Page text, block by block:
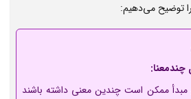
توضیح می‌دهیم:
چندمعنا:
مبدأ ممکن است چندین معنی داشته باشند